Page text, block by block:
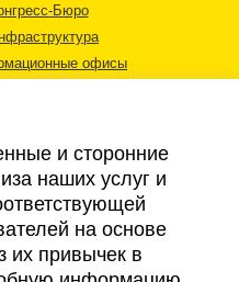
Бюро
офисы
и сторонние
наших услуг и
на основе
их привычек в